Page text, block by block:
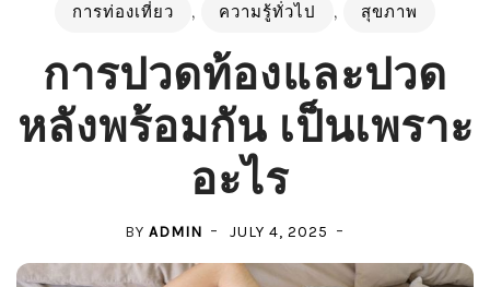
การท่องเที่ยว , ความรู้ทั่วไป , สุขภาพ
การปวดท้องและปวด
หลังพร้อมกัน เป็นเพราะ
อะไร
BY ADMIN JULY 4, 2025